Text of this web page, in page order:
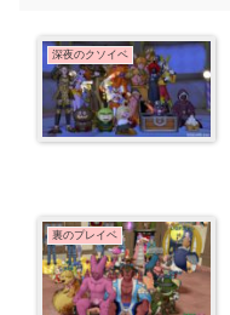
深夜のクソイベ
裏のプレイベ